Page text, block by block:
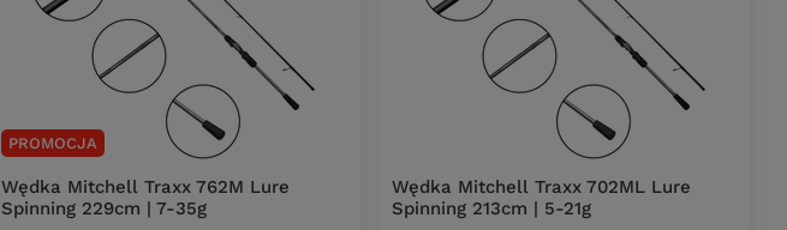
PROMOCJA
Wędka Mitchell Traxx 762M Lure
Spinning 229cm | 7-35g
Wędka Mitchell Traxx 702ML Lure
Spinning 213cm | 5-21g